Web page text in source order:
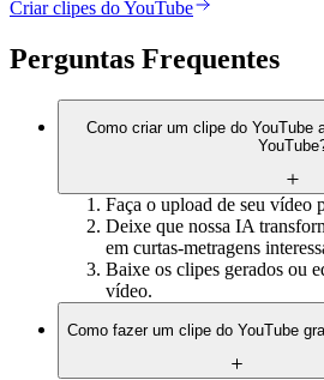
Criar clipes do YouTube
Perguntas Frequentes
Como criar um clipe do YouTube
Faça o upload de seu vídeo
Deixe que nossa IA
em curtas-metragens
Baixe os clipes gerados ou
vídeo.
Como fazer um clipe do YouTube